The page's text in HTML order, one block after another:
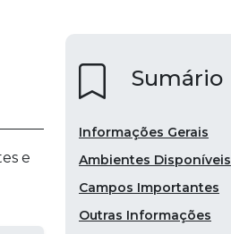
e
Sumário
Informações Gerais
Ambientes Disponíveis
Campos Importantes
Outras Informações